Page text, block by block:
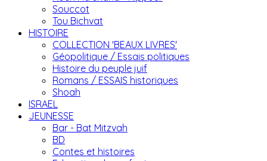
Souccot
Tou Bichvat
HISTOIRE
COLLECTION 'BEAUX LIVRES'
Géopolitique / Essais politiques
Histoire du peuple juif
Romans / ESSAIS historiques
Shoah
ISRAEL
JEUNESSE
Bar - Bat Mitzvah
BD
Contes et histoires